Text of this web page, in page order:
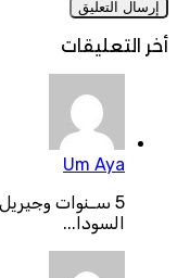
أخر التعليقات
Um Aya
السودا...